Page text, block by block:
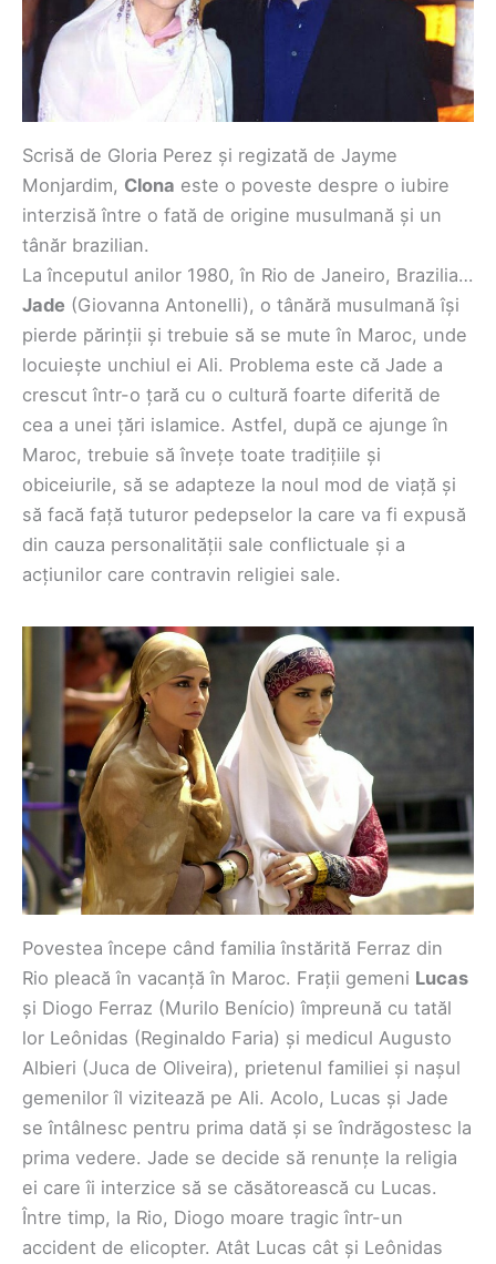
Scrisă de Gloria Perez și regizată de Jayme
Monjardim, Clona este o poveste despre o iubire
interzisă între o fată de origine musulmană și un
tânăr brazilian.
La începutul anilor 1980, în Rio de Janeiro, Brazilia…
Jade (Giovanna Antonelli), o tânără musulmană își
pierde părinții și trebuie să se mute în Maroc, unde
locuiește unchiul ei Ali. Problema este că Jade a
crescut într-o țară cu o cultură foarte diferită de
cea a unei țări islamice. Astfel, după ce ajunge în
Maroc, trebuie să învețe toate tradițiile și
obiceiurile, să se adapteze la noul mod de viață și
să facă față tuturor pedepselor la care va fi expusă
din cauza personalității sale conflictuale și a
acțiunilor care contravin religiei sale.
Povestea începe când familia înstărită Ferraz din
Rio pleacă în vacanță în Maroc. Frații gemeni Lucas
și Diogo Ferraz (Murilo Benício) împreună cu tatăl
lor Leônidas (Reginaldo Faria) și medicul Augusto
Albieri (Juca de Oliveira), prietenul familiei și nașul
gemenilor îl vizitează pe Ali. Acolo, Lucas și Jade
se întâlnesc pentru prima dată și se îndrăgostesc la
prima vedere. Jade se decide să renunțe la religia
ei care îi interzice să se căsătorească cu Lucas.
Între timp, la Rio, Diogo moare tragic într-un
accident de elicopter. Atât Lucas cât și Leônidas